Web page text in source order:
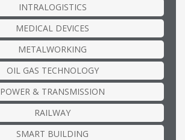
INTRALOGISTICS
MEDICAL DEVICES
METALWORKING
OIL GAS TECHNOLOGY
POWER & TRANSMISSION
RAILWAY
SMART BUILDING